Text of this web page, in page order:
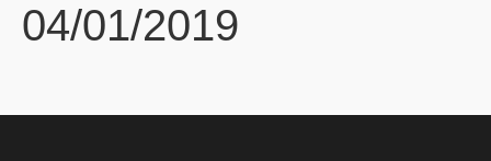
04/01/2019